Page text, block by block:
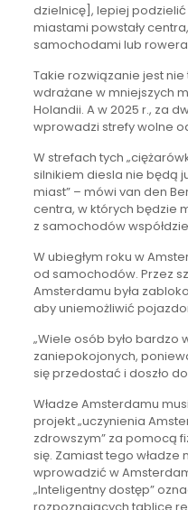
dzielnicę], lepiej
miastami powstały
samochodami lub
Takie rozwiązanie jest
wdrażane w mniejszych
Holandii. A w 2025 r., za
wprowadzi strefy wolne
W strefach tych
silnikiem diesla nie będą
miast” – mówi van den
centra, w których będzie
z samochodów
W ubiegłym roku w
od samochodów. Przez
Amsterdamu była
aby uniemożliwić
„Wiele osób było bardzo
zaniepokojonych,
się przedostać i doszło
Władze Amsterdamu
projekt „uczynienia
zdrowszym” za pomocą
się. Zamiast tego władze
wprowadzić w
„Inteligentny dostęp”